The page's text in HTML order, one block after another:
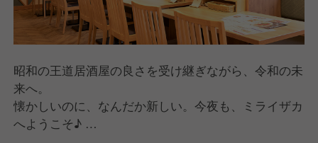
昭和の王道居酒屋の良さを受け継ぎながら、令和の未
来へ。
懐かしいのに、なんだか新しい。今夜も、ミライザカ
へようこそ♪